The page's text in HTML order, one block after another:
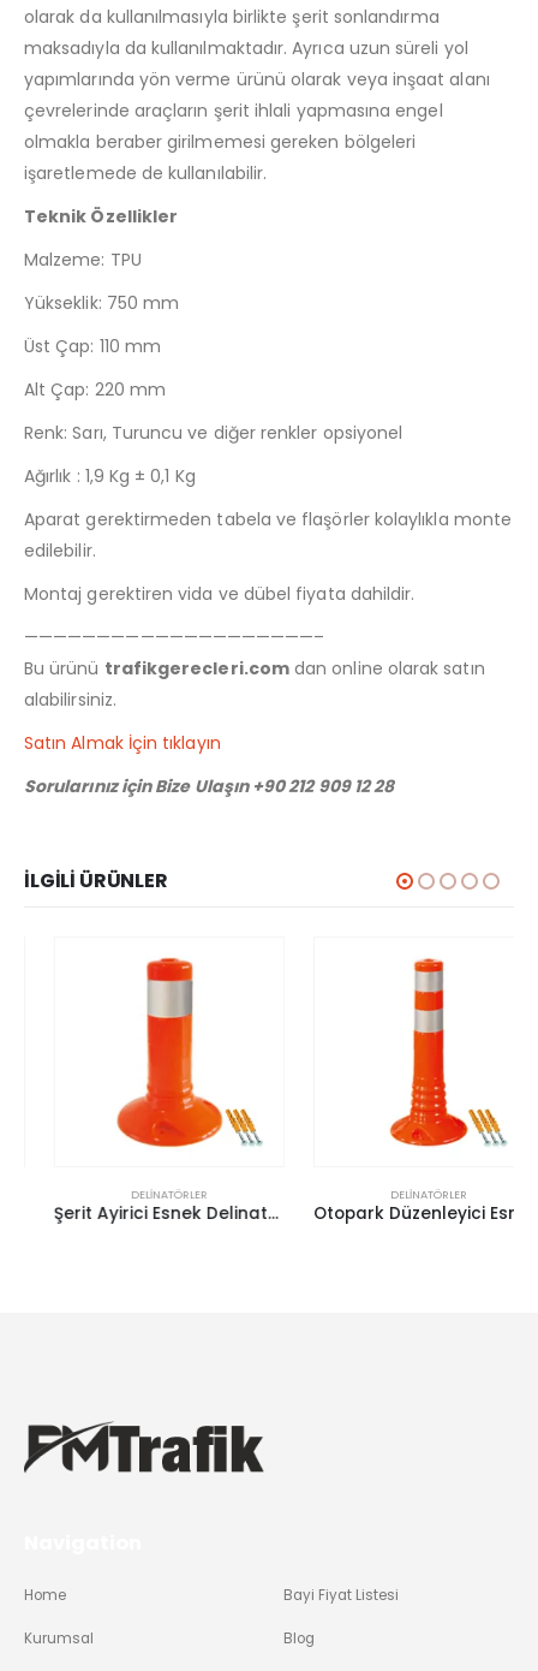
olarak da kullanılmasıyla birlikte şerit sonlandırma
maksadıyla da kullanılmaktadır. Ayrıca uzun süreli yol
yapımlarında yön verme ürünü olarak veya inşaat alanı
çevrelerinde araçların şerit ihlali yapmasına engel
olmakla beraber girilmemesi gereken bölgeleri
işaretlemede de kullanılabilir.
Teknik Özellikler
Malzeme: TPU
Yükseklik: 750 mm
Üst Çap: 110 mm
Alt Çap: 220 mm
Renk: Sarı, Turuncu ve diğer renkler opsiyonel
Ağırlık : 1,9 Kg ± 0,1 Kg
Aparat gerektirmeden tabela ve flaşörler kolaylıkla monte
edilebilir.
Montaj gerektiren vida ve dübel fiyata dahildir.
————————————————————–
Bu ürünü trafikgerecleri.comdan online olarak satın
alabilirsiniz.
Satın Almak İçin tıklayın
Sorularınız için Bize Ulaşın +90 212 909 12 28
İLGILI ÜRÜNLER
DELINATÖRLER
Şerit Ayirici Esnek Delinatör (Turuncu 30Cm)
DELINATÖRLER
Otopark Düzenleyici Esnek Delinatör (45Cm) – (Tpe)
Home
Kurumsal
Bayi Fiyat Listesi
Blog